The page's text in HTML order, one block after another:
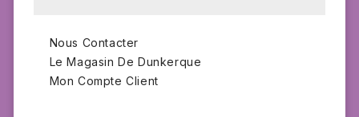
Nous Contacter
Le Magasin De Dunkerque
Mon Compte Client